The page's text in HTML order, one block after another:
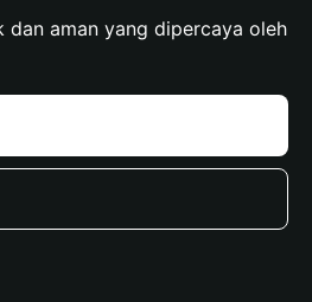
aman yang dipercaya oleh